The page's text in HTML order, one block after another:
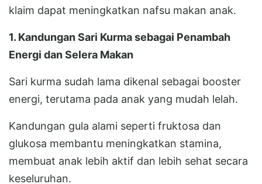
klaim dapat meningkatkan nafsu makan anak.
1. Kandungan Sari Kurma sebagai Penambah
Energi dan Selera Makan
Sari kurma sudah lama dikenal sebagai booster
energi, terutama pada anak yang mudah lelah.
Kandungan gula alami seperti fruktosa dan
glukosa membantu meningkatkan stamina,
membuat anak lebih aktif dan lebih sehat secara
keseluruhan.